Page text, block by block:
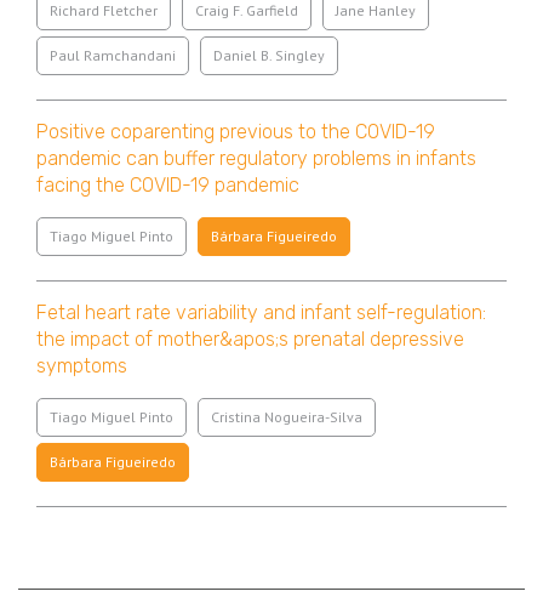
Richard Fletcher Craig F. Garfield Jane Hanley
Paul Ramchandani Daniel B. Singley
Positive coparenting previous to the COVID-19
pandemic can buffer regulatory problems in infants
facing the COVID-19 pandemic
Tiago Miguel Pinto Bárbara Figueiredo
Fetal heart rate variability and infant self-regulation:
the impact of mother&apos;s prenatal depressive
symptoms
Tiago Miguel Pinto Cristina Nogueira-Silva
Bárbara Figueiredo